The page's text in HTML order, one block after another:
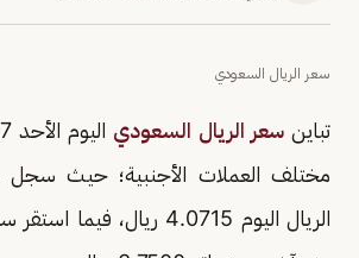
سعر الريال السعودي
تباينسعر الريال السعودي
مختلف العملات الأجنبية؛ حيث سجل
الريال اليوم 4.0715 ريال،